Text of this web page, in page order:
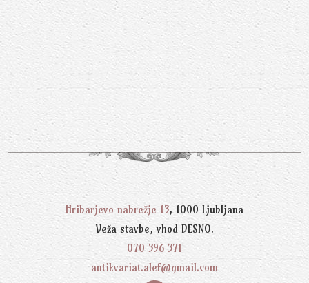
Hribarjevo nabrežje 13, 1000 Ljubljana
Veža stavbe, vhod DESNO.
070 396 371
antikvariat.alef@gmail.com